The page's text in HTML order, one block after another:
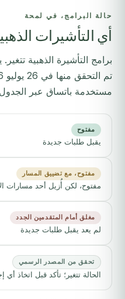
حالة البرامج، في لمحة
أي التأشيرات
برامج التأشيرة الذهبية
مستخدمة باتساق عبر
مفتوح
يقبل طلبات جديدة
مفتوح، مع تضييق المسار
مفتوح، لكن أُزيل أحد مسارات
مغلق أمام المتقدمين الجدد
لم يعد يقبل طلبات جديدة
تحقق من المصدر الرسمي
الحالة تتغير؛ تأكد قبل اتخاذ أي